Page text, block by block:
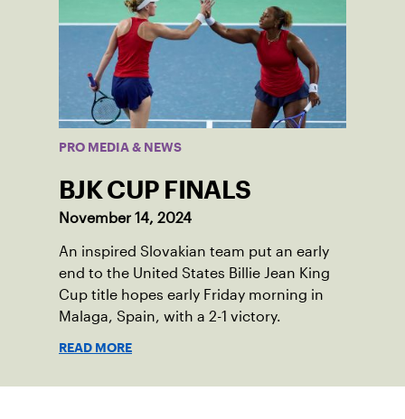
PRO MEDIA & NEWS
BJK CUP FINALS
November 14, 2024
An inspired Slovakian team put an early
end to the United States Billie Jean King
Cup title hopes early Friday morning in
Malaga, Spain, with a 2-1 victory.
READ MORE